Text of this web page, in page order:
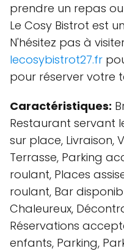
prendre un repas
Le Cosy Bistrot est
N'hésitez pas à
lecosybistrot27.fr
pour réserver votre
Caractéristiques:
Restaurant servant
sur place, Livraison,
Terrasse, Parking
roulant, Places
roulant, Bar
Chaleureux,
Réservations
enfants, Parking,